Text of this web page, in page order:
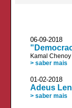
06-09-
Kamal Chenoy
> saber mais
01-02-
Adeus
> saber mais